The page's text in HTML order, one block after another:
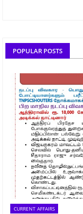
POPULAR POSTS
CURRENT AFFAIRS